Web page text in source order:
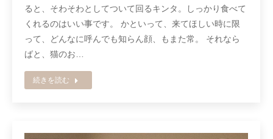
ると、そわそわとしてついて回るキンタ。しっかり食べて
くれるのはいい事です。 かといって、来てほしい時に限
って、どんなに呼んでも知らん顔、もまた常。 それなら
ばと、猫のお…
続きを読む